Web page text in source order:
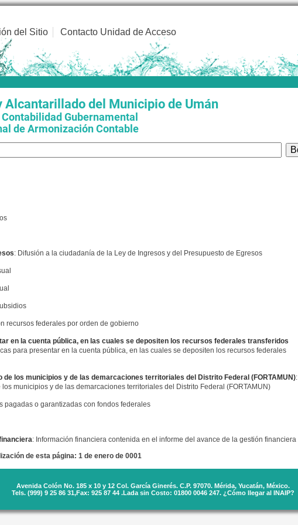
del Sitio Contacto Unidad de Acceso
Alcantarillado del Municipio de Umán
Gubernamental
de Armonización Contable
: Difusión a la ciudadanía de la Ley de Ingresos y del Presupuesto de Egresos
recursos federales por orden de gobierno
en la cuenta pública, en las cuales se depositen los recursos federales transferidos
para presentar en la cuenta pública, en las cuales se depositen los recursos federales
los municipios y de las demarcaciones territoriales del Distrito Federal (FORTAMUN):
municipios y de las demarcaciones territoriales del Distrito Federal (FORTAMUN)
pagadas o garantizadas con fondos federales
: Información financiera contenida en el informe del avance de la gestión financiera
de esta página: 1 de enero de 0001
Avenida Colón No. 185 x 10 y 12 Col. García Ginerés. C.P. 97070. Mérida, Yucatán, México.
Tels. (999) 9 25 86 31,Fax: 925 87 44 .Lada sin Costo: 01800 0046 247. ¿Cómo llegar al INAIP?